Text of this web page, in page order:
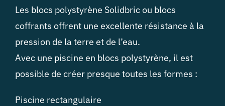
Les blocs polystyrène Solidbric ou blocs
coffrants offrent une excellente résistance à la
pression de la terre et de l’eau.
Avec une piscine en blocs polystyrène, il est
possible de créer presque toutes les formes :
Piscine rectangulaire